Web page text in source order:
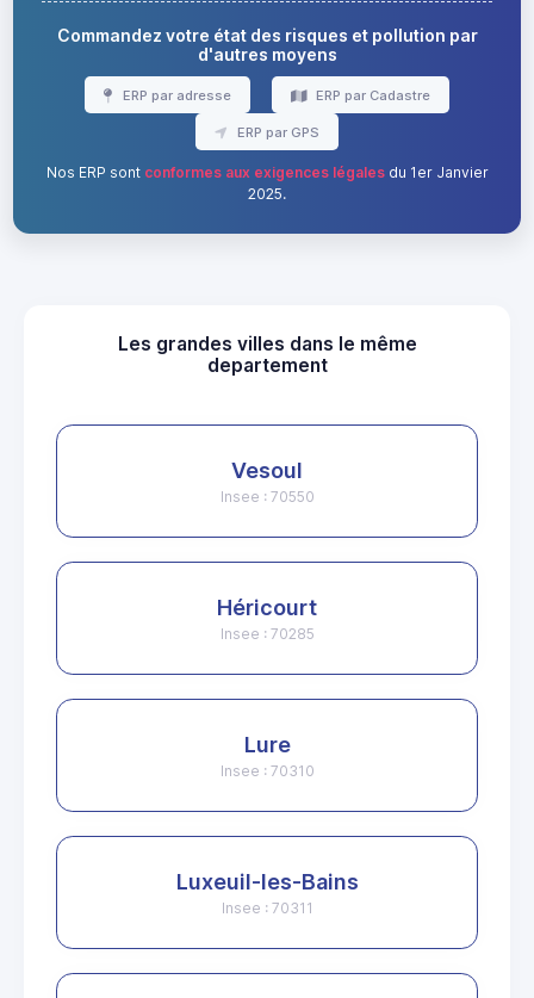
Commandez votre état des risques et pollution par
d'autres moyens
ERP par adresse ERP par Cadastre
ERP par GPS
Nos ERP sont conformes aux exigences légalesdu 1er Janvier
2025.
Les grandes villes dans le même
departement
Vesoul
Insee : 70550
Héricourt
Insee : 70285
Lure
Insee : 70310
Luxeuil-les-Bains
Insee : 70311